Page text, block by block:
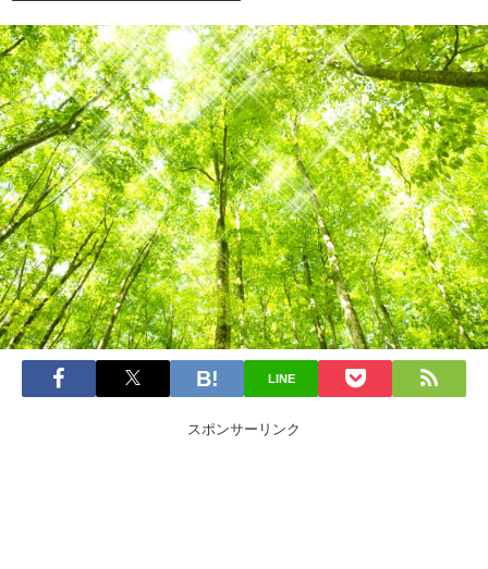
LINE
スポンサーリンク